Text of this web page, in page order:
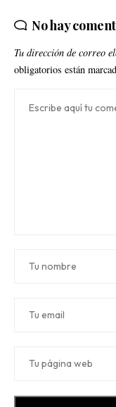
No hay
Tu dirección de correo
obligatorios están